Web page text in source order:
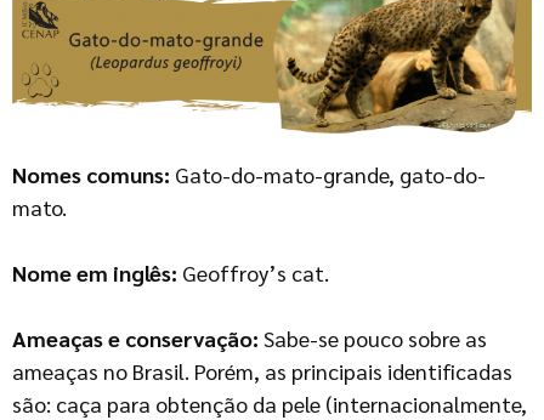
Nomes comuns: Gato-do-mato-grande, gato-do-
mato.
Nome em inglês: Geoffroy’s cat.
Ameaças e conservação: Sabe-se pouco sobre as
ameaças no Brasil. Porém, as principais identificadas
são: caça para obtenção da pele (internacionalmente,